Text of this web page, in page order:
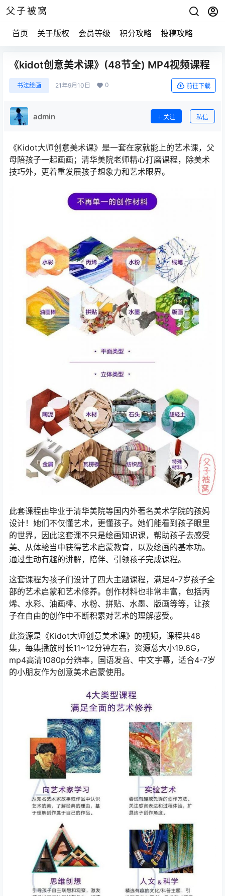
父子被窝
首页 关于版权 会员等级 积分攻略 投稿攻略
《kidot创意美术课》(48节全) MP4视频课程
书法绘画 21年9月10日 0 前往下载
admin 关注 私信
《Kidot大师创意美术课》是一套在家就能上的艺术课，父
母陪孩子一起画画；清华美院老师精心打磨课程，除美术
技巧外，更着重发展孩子想象力和艺术眼界。
此套课程由毕业于清华美院等国内外著名美术学院的孩妈
设计！她们不仅懂艺术，更懂孩子。她们能看到孩子眼里
的世界，因此这套课不只是绘画知识课，帮助孩子去感受
美、从体验当中获得艺术启蒙教育，以及绘画的基本功。
通过生动有趣的讲解，陪伴、引领孩子完成课程。
这套课程为孩子们设计了四大主题课程，满足4-7岁孩子全
部的艺术启蒙和艺术修养。创作材料也非常丰富，包括丙
烯、水彩、油画棒、水粉、拼贴、水墨、版画等等，让孩
子在自由的创作中不断积累对艺术的理解感受。
此资源是《Kidot大师创意美术课》的视频，课程共48
集，每集播放时长11~12分钟左右，资源总大小19.6G，
mp4高清1080p分辨率，国语发音、中文字幕，适合4-7岁
的小朋友作为创意美术启蒙使用。